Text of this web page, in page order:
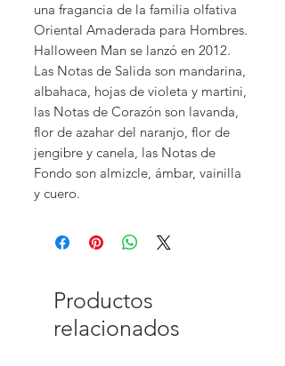
una fragancia de la familia olfativa
Oriental Amaderada para Hombres.
Halloween Man se lanzó en 2012.
Las Notas de Salida son mandarina,
albahaca, hojas de violeta y martini,
las Notas de Corazón son lavanda,
flor de azahar del naranjo, flor de
jengibre y canela, las Notas de
Fondo son almizcle, ámbar, vainilla
y cuero.
Productos
relacionados